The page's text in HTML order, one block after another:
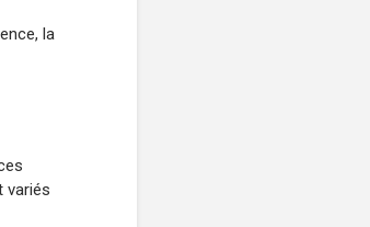
la
variés